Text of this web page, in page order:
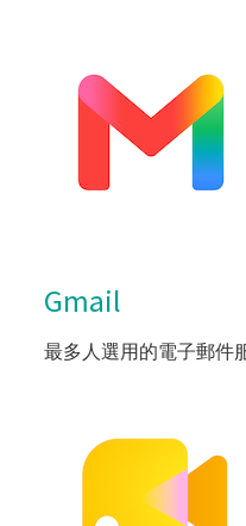
Gmail
最多人選用的電子郵件